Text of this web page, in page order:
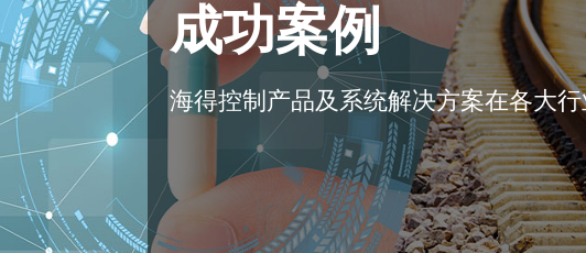
成功案例
海得控制产品及系统解决方案在各大